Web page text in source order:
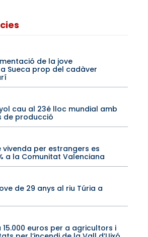
de la jove
Sueca prop del cadàver
cau al 23é lloc mundial amb
de producció
vivenda per estrangers es
a la Comunitat Valenciana
de 29 anys al riu Túria a
15.000 euros per a agricultors i